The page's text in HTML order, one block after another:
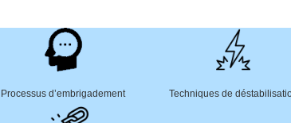
Processus d’embrigadement Techniques de